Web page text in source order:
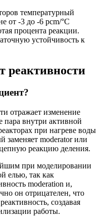
температурный
от -3 до -6 pcm/°C
процента реакции.
устойчивость к
реактивности
отражает изменение
пара внутри активной
при нагреве воды
заменяет moderator или
реакцию деления.
при моделировании
елью, так как
moderation и,
он отрицателен, что
создавая
работы.